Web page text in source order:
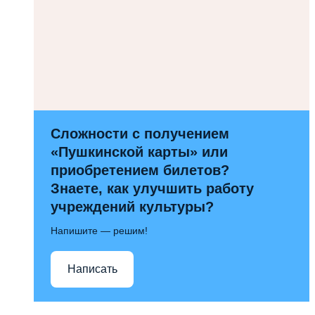
Сложности с получением
«Пушкинской карты» или
приобретением билетов?
Знаете, как улучшить работу
учреждений культуры?
Напишите — решим!
Написать